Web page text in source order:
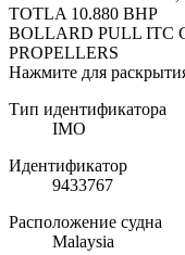
TOTLA 10.880 BHP
BOLLARD PULL ITC
PROPELLERS
Нажмите для
Тип идентификатора
IMO
Идентификатор
9433767
Расположение судна
Malaysia